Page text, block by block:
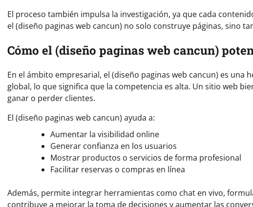
El proceso también impulsa la investigación, ya que cada
el (diseño paginas web cancun) no solo construye páginas, sino
Cómo el (diseño paginas web cancun)
En el ámbito empresarial, el (diseño paginas web cancun) es una
global, lo que significa que la competencia es alta. Un sitio web
ganar o perder clientes.
El (diseño paginas web cancun) ayuda a:
Aumentar la visibilidad online
Generar confianza en los usuarios
Mostrar productos o servicios de forma profesional
Facilitar reservas o compras en línea
Además, permite integrar herramientas como chat en vivo,
contribuye a mejorar la toma de decisiones y aumentar las